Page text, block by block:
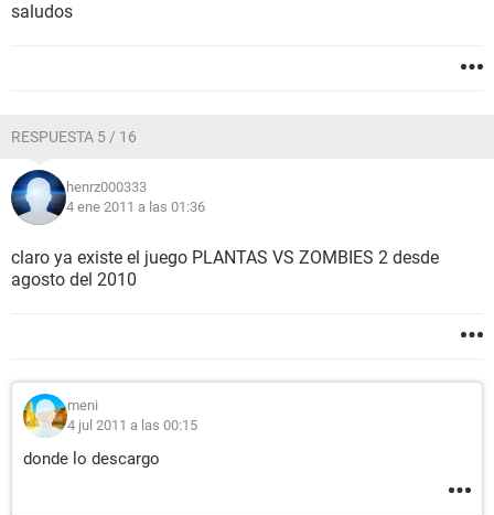
saludos
RESPUESTA 5 / 16
henrz000333
4 ene 2011 a las 01:36
claro ya existe el juego PLANTAS VS ZOMBIES 2 desde
agosto del 2010
meni
4 jul 2011 a las 00:15
donde lo descargo